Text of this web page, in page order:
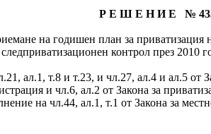
Р Е Ш Е Н И Е №
на годишен план за приватизация
контрол през 2010
ал.1, т.8 и т.23, и чл.27, ал.4 и ал.5 от
и чл.6, ал.2 от Закона за
на чл.44, ал.1, т.1 от Закона за